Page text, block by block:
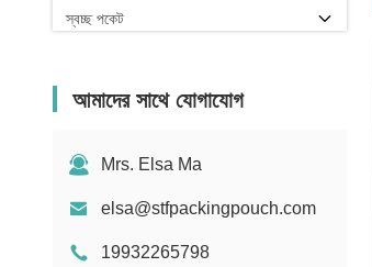
স্বচ্ছ পকেট
আমাদের সাথে যোগাযোগ
Mrs. Elsa Ma
elsa@stfpackingpouch.com
19932265798